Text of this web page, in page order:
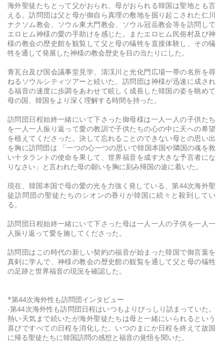
海外聖徒たちとって父がおられ、母がおられる韓国は聖地とも言
える。訪問団は父と母が御自ら真理の敷地を掘り起こされた仁川
ナクソム教会、ソウル東大門教会、ソウル冠岳教会等を訪問して
エロヒム神様の愛の手助けを感じた。またエロヒム民俗村及び神
様の教会の歴史館を観覧して父と母の犠牲を直接体験し、その犠
牲を通して発展した神様の教会歴史を目の当たりにした。
青瓦台及び国会議事堂見学、清渓川と光化門広場一帯の名所を尋
ねるソウルシティツアーと続いた。訪問団は神様が迅速に成され
る福音の速度に歩調をあわせて眩しく成長した韓国の姿を眺めて
母の国、韓国をより深く理解する時間を持った。
訪問団日程始終一緒にいて下さった御母様は一人一人の子供たち
を一人一人振り返って愛の教訓で子供たちの心の中に天への希望
を植えてくださった。決して忘れることのできない母との思い出
を胸に訪問団は 「一つの心一つの思いで韓国本国や隣国の魂を救
い十タラントの使命を果して、世界福音を成す大きな予言者にな
りなさい」と言われた母の願いを胸に刻み帰国の途に着いた。
現在、韓国本国で母の愛の光を力強く発している、第44次海外聖
徒訪問団の聖徒たちのシオンの香りが韓国に続々と殺到してい
る。
訪問団日程始終一緒にいて下さった母は一人一人の子供を一人一
人振り返って愛を施してくださった。
訪問団はこの時代の新しい契約の福音が始まった韓国で御言葉を
真剣に学んで、神様の教会の歴史館の観覧を通して父と母の犠牲
の足跡と世界福音の現況を確認した。
*第44次海外性も訪問団インタビュー
-第44次海外性も訪問団日程はいつもよりびっしり詰まっていた。
熱い天気まで続いたが海外聖徒たちは母と一緒にいられるという
喜びですべての日程を消化した。いつのまにか日程を終えて故国
に帰る聖徒たちに韓国訪問の感想と福音の覚悟を聞いた。